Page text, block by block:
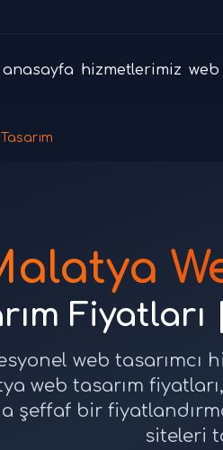
anasayfa hizmetlerimiz web
web
web tasarım
şeffaf bir
siteleri